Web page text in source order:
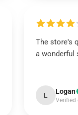
The store's
a wonderful
L Logan
Verified